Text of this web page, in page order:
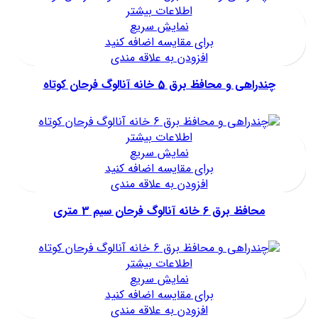
اطلاعات بیشتر
نمایش سریع
برای مقایسه اضافه کنید
افزودن به علاقه مندی
چندراهی و محافظ برق 5 خانه آنالوگ فرحان کوتاه
اطلاعات بیشتر
نمایش سریع
برای مقایسه اضافه کنید
افزودن به علاقه مندی
محافظ برق 6 خانه آنالوگ فرحان سیم 3 متری
اطلاعات بیشتر
نمایش سریع
برای مقایسه اضافه کنید
افزودن به علاقه مندی